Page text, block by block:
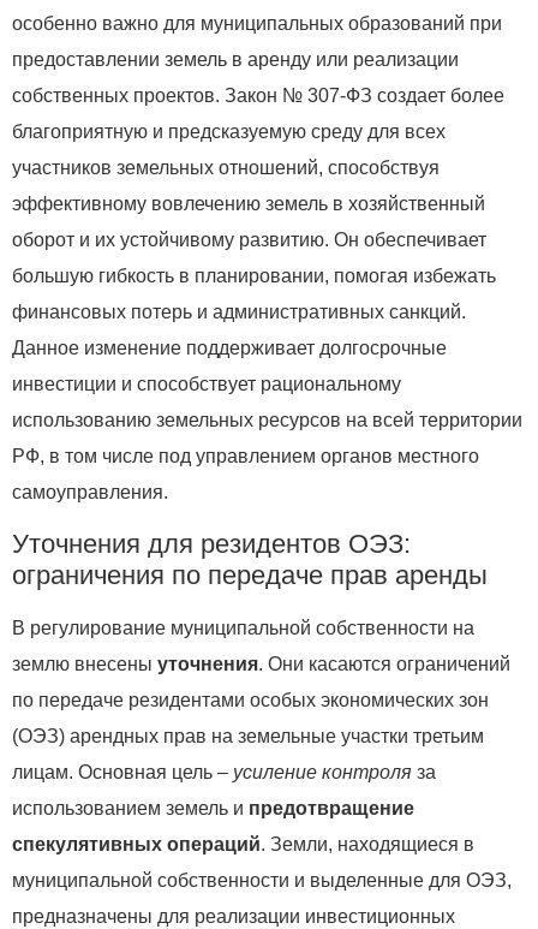
особенно важно для муниципальных образований при
предоставлении земель в аренду или реализации
собственных проектов. Закон № 307-ФЗ создает более
благоприятную и предсказуемую среду для всех
участников земельных отношений, способствуя
эффективному вовлечению земель в хозяйственный
оборот и их устойчивому развитию. Он обеспечивает
большую гибкость в планировании, помогая избежать
финансовых потерь и административных санкций.
Данное изменение поддерживает долгосрочные
инвестиции и способствует рациональному
использованию земельных ресурсов на всей территории
РФ, в том числе под управлением органов местного
самоуправления.
Уточнения для резидентов ОЭЗ:
ограничения по передаче прав аренды
В регулирование муниципальной собственности на
землю внесены уточнения. Они касаются ограничений
по передаче резидентами особых экономических зон
(ОЭЗ) арендных прав на земельные участки третьим
лицам. Основная цель – усиление контроля за
использованием земель и предотвращение
спекулятивных операций. Земли, находящиеся в
муниципальной собственности и выделенные для ОЭЗ,
предназначены для реализации инвестиционных